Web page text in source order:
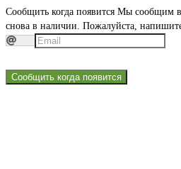
Сообщить когда появится Мы сообщим
снова в наличии. Пожалуйста,
Сообщить когда появится